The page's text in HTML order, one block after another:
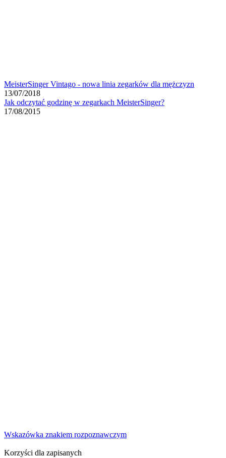
MeisterSinger Vintago - nowa linia zegarków dla mężczyzn
13/07/2018
Jak odczytać godzinę w zegarkach MeisterSinger?
17/08/2015
Wskazówka znakiem rozpoznawczym
Korzyści dla zapisanych